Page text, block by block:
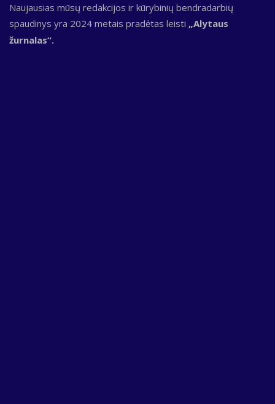
Naujausias mūsų redakcijos ir kūrybinių bendradarbių
spaudinys yra 2024 metais pradėtas leisti „Alytaus
žurnalas“.